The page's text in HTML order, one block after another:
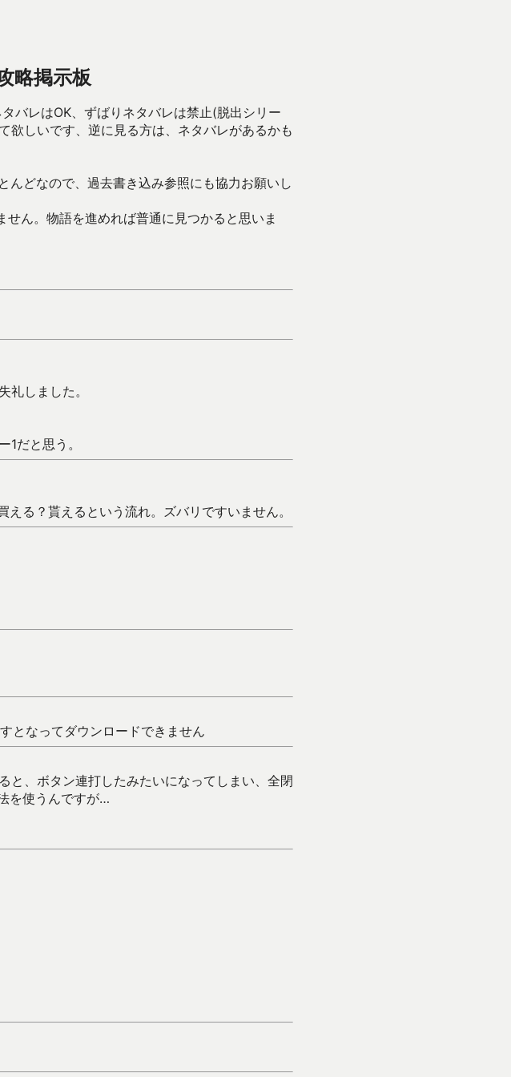
略掲示板
バレはOK、ずばりネタバレは禁止(脱出シリー
欲しいです、逆に見る方は、ネタバレがあるかも
どなので、過去書き込み参照にも協力お願いし
ん。物語を進めれば普通に見つかると思いま
礼しました。
だと思う。
る？貰えるという流れ。ズバリですいません。
となってダウンロードできません
と、ボタン連打したみたいになってしまい、全閉
を使うんですが…